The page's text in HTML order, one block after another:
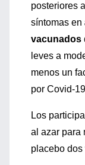
posteriores
síntomas en
vacunados
leves a
menos un
por Covid-
Los
al azar para
placebo